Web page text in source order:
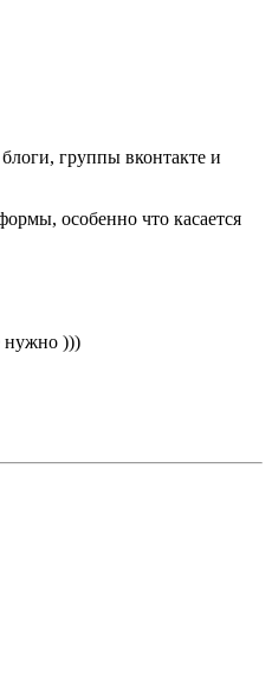
группы вконтакте и
особенно что касается
нужно )))